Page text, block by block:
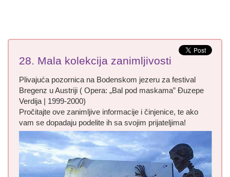
28. Mala kolekcija zanimljivosti
Plivajuća pozornica na Bodenskom jezeru za festival
Bregenz u Austriji ( Opera: „Bal pod maskama” Đuzepe
Verdija | 1999-2000)
Pročitajte ove zanimljive informacije i činjenice, te ako
vam se dopadaju podelite ih sa svojim prijateljima!